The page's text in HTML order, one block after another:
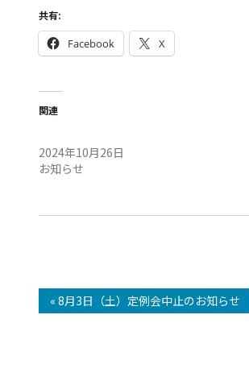
共有:
Facebook X
関連
2024年10月26日
お知らせ
« 8月3日（土）定例会中止のお知らせ